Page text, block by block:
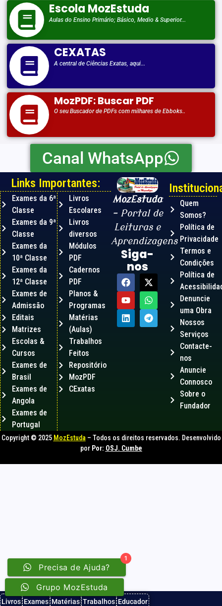
Escola MozEstuda
Aulas do Ensino Primário; Básico, Medio & Superior...
CEXATAS
A central de Ciências Exatas, aqui...
MozPDF: Buscar PDF
O seu Buscador de PDFs com milhares de Ebboks..
Canal WhatsApp
Livros Exames Matérias Trabalhos Educador
MozEstuda
– Portal de
Leituras e
Aprendizagens
Siga-
nos
Quem
Somos?
Política de
Privacidade
Termos e
Condições
Política de
Denuncie
uma Obra
Nossos
Serviços
Contacte-
nos
Anuncie
Connosco
Sobre o
Fundador
Links Importantes:
Exames da 6ª
Classe
Exames da 9ª
Classe
Exames da
10ª Classe
Exames da
12ª Classe
Exames de
Admissão
Editais
Matrizes
Escolas &
Cursos
Exames de
Brasil
Exames de
Angola
Exames de
Portugal
Livros
Escolares
Livros
diversos
Módulos
PDF
Cadernos
PDF
Planos &
Programas
Matérias
(Aulas)
Trabalhos
Feitos
Repositório
MozPDF
CExatas
Copyright © 2025 MozEstuda – Todos os direitos reservados. Desenvolvido
por Por: OSJ. Cumbe
1
Precisa de Ajuda?
Grupo MozEstuda